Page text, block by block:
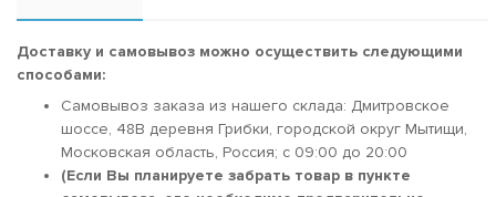
Доставку и самовывоз можно осуществить следующими
способами:
Самовывоз заказа из нашего склада: Дмитровское
шоссе, 48В деревня Грибки, городской округ Мытищи,
Московская область, Россия; c 09:00 до 20:00
(Если Вы планируете забрать товар в пункте